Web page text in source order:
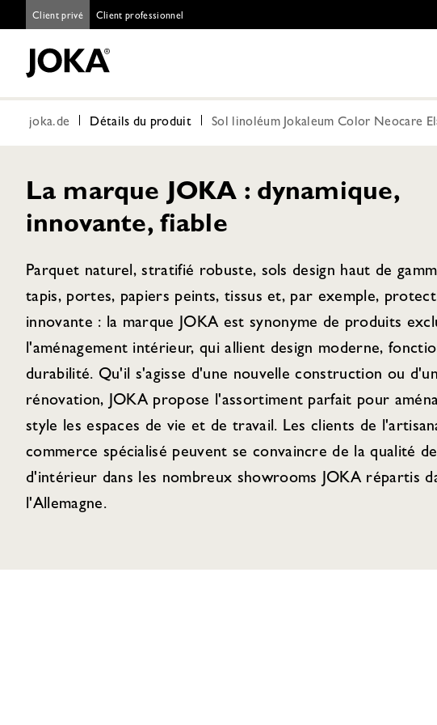
Client privé Client professionnel
joka.de Détails du produit Sol linoléum Jokaleum Color Neocare
La marque JOKA : dynamique,
innovante, fiable
Parquet naturel, stratifié robuste, sols design haut de
tapis, portes, papiers peints, tissus et, par exemple,
innovante : la marque JOKA est synonyme de produits
l'aménagement intérieur, qui allient design moderne,
durabilité. Qu'il s'agisse d'une nouvelle construction ou
rénovation, JOKA propose l'assortiment parfait pour
style les espaces de vie et de travail. Les clients de
commerce spécialisé peuvent se convaincre de la qualité
d'intérieur dans les nombreux showrooms JOKA répartis
l'Allemagne.